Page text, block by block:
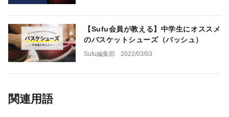
【Sufu会員が教える】中学生にオススメ
のバスケットシューズ（バッシュ）
Sufu編集部 2022/03/03
関連用語